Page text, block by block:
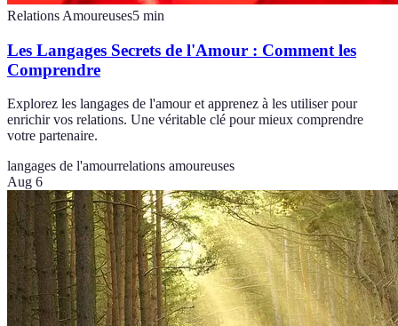
Relations Amoureuses5 min
Les Langages Secrets de l'Amour : Comment les
Comprendre
Explorez les langages de l'amour et apprenez à les utiliser pour
enrichir vos relations. Une véritable clé pour mieux comprendre
votre partenaire.
langages de l'amourrelations amoureuses
Aug 6